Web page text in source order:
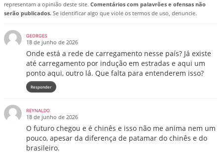
representam a opinião deste site. Comentários com palavrões e ofensas não
serão publicados. Se identificar algo que viole os termos de uso, denuncie.
GEORGES
18 de junho de 2026
Onde está a rede de carregamento nesse país? Já existe
até carregamento por indução em estradas e aqui um
ponto aqui, outro lá. Que falta para entenderem isso?
Responder
REYNALDO
18 de junho de 2026
O futuro chegou e é chinês e isso não me anima nem um
pouco, apesar da diferença de patamar do chinês e do
brasileiro.